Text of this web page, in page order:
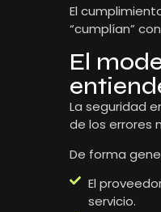
El
“cumplían”
El
La seguridad
de los errores
De forma
El
servicio.